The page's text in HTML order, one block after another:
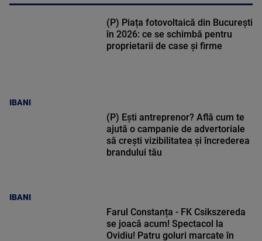
IBANI
(P) Piața fotovoltaică din București
în 2026: ce se schimbă pentru
proprietarii de case și firme
IBANI
(P) Ești antreprenor? Află cum te
ajută o campanie de advertoriale
să crești vizibilitatea și încrederea
brandului tău
Farul Constanța - FK Csikszereda
se joacă acum! Spectacol la
Ovidiu! Patru goluri marcate în